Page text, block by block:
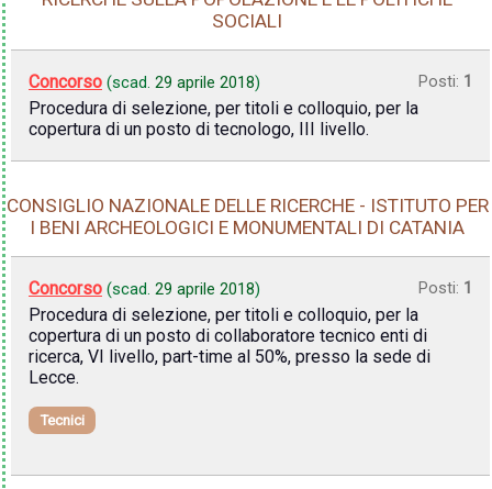
SOCIALI
Concorso (scad. 29 aprile 2018) Posti: 1
Procedura di selezione, per titoli e colloquio, per la
copertura di un posto di tecnologo, III livello.
CONSIGLIO NAZIONALE DELLE RICERCHE - ISTITUTO PER
I BENI ARCHEOLOGICI E MONUMENTALI DI CATANIA
Concorso (scad. 29 aprile 2018) Posti: 1
Procedura di selezione, per titoli e colloquio, per la
copertura di un posto di collaboratore tecnico enti di
ricerca, VI livello, part-time al 50%, presso la sede di
Lecce.
Tecnici